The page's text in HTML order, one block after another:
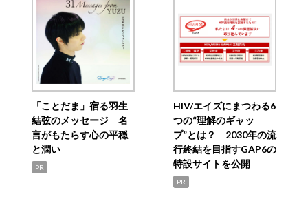
「ことだま」宿る羽生
結弦のメッセージ 名
言がもたらす心の平穏
と潤い
PR
HIV/エイズにまつわる6
つの“理解のギャッ
プ”とは？ 2030年の流
行終結を目指すGAP6の
特設サイトを公開
PR